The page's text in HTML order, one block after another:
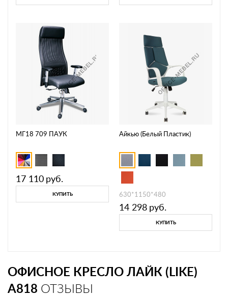
МГ18 709 ПАУК
17 110 руб.
КУПИТЬ
Айкью (Белый Пластик)
630*1150*480
14 298 руб.
КУПИТЬ
ОФИСНОЕ КРЕСЛО ЛАЙК (LIKE)
A818 ОТЗЫВЫ